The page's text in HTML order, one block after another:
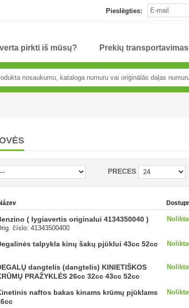
Pieslēgties:
pirkti iš mūsų? Prekių
PRECES
( lygiavertis originalui 4134350040 )
číslo: 41343500400
talpykla kinų šakų pjūklui 43cc 52cc
dangtelis (dangtelis) KINIETIŠKOS
PRAŽYKLĖS 26cc 32cc 43cc 52cc
naftos bakas kinams krūmų pjūklams